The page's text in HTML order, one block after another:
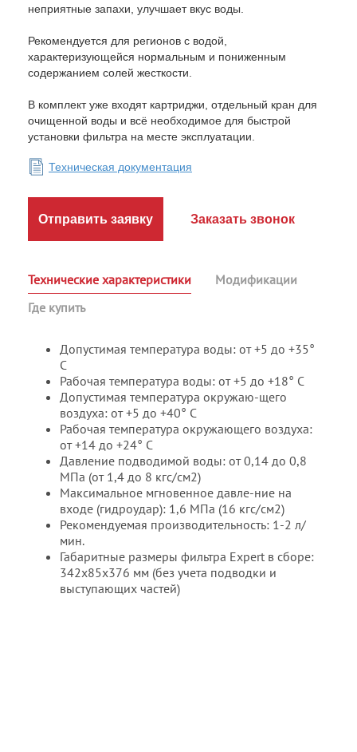
неприятные запахи, улучшает вкус воды.
Рекомендуется для регионов с водой,
характеризующейся нормальным и пониженным
содержанием солей жесткости.
В комплект уже входят картриджи, отдельный кран для
очищенной воды и всё необходимое для быстрой
установки фильтра на месте эксплуатации.
Техническая документация
Отправить заявку Заказать звонок
Технические характеристики
Модификации
Где купить
Допустимая температура воды: от +5 до +35°
С
Рабочая температура воды: от +5 до +18° С
Допустимая температура окружаю-щего
воздуха: от +5 до +40° С
Рабочая температура окружающего воздуха:
от +14 до +24° С
Давление подводимой воды: от 0,14 до 0,8
МПа (от 1,4 до 8 кгс/см2)
Максимальное мгновенное давле-ние на
входе (гидроудар): 1,6 МПа (16 кгс/см2)
Рекомендуемая производительность: 1-2 л/
мин.
Габаритные размеры фильтра Expert в сборе:
342х85х376 мм (без учета подводки и
выступающих частей)